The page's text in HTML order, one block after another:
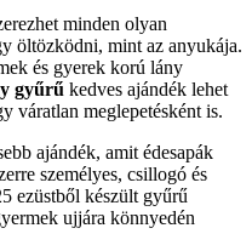
minden olyan
öltözködni, mint az anyukája.
és gyerek korú lány
gyűrű kedves ajándék lehet
váratlan meglepetésként is.
ajándék, amit édesapák
személyes, csillogó és
ezüstből készült gyűrű
ujjára könnyedén